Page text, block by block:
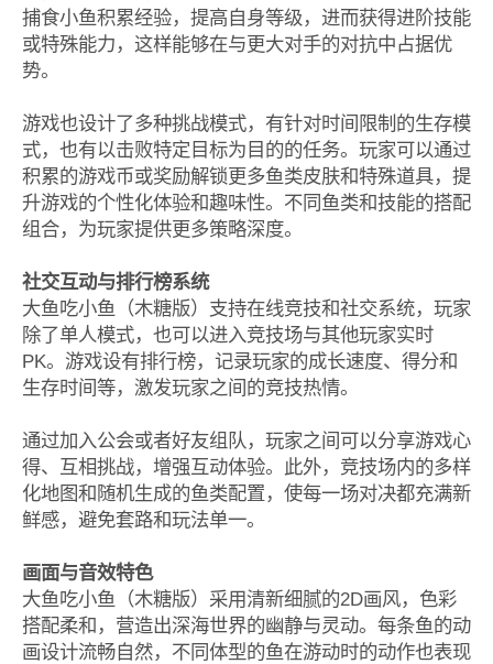
捕食小鱼积累经验，提高自身等级，进而获得进阶技能
或特殊能力，这样能够在与更大对手的对抗中占据优
势。
游戏也设计了多种挑战模式，有针对时间限制的生存模
式，也有以击败特定目标为目的的任务。玩家可以通过
积累的游戏币或奖励解锁更多鱼类皮肤和特殊道具，提
升游戏的个性化体验和趣味性。不同鱼类和技能的搭配
组合，为玩家提供更多策略深度。
社交互动与排行榜系统
大鱼吃小鱼（木糖版）支持在线竞技和社交系统，玩家
除了单人模式，也可以进入竞技场与其他玩家实时
PK。游戏设有排行榜，记录玩家的成长速度、得分和
生存时间等，激发玩家之间的竞技热情。
通过加入公会或者好友组队，玩家之间可以分享游戏心
得、互相挑战，增强互动体验。此外，竞技场内的多样
化地图和随机生成的鱼类配置，使每一场对决都充满新
鲜感，避免套路和玩法单一。
画面与音效特色
大鱼吃小鱼（木糖版）采用清新细腻的2D画风，色彩
搭配柔和，营造出深海世界的幽静与灵动。每条鱼的动
画设计流畅自然，不同体型的鱼在游动时的动作也表现